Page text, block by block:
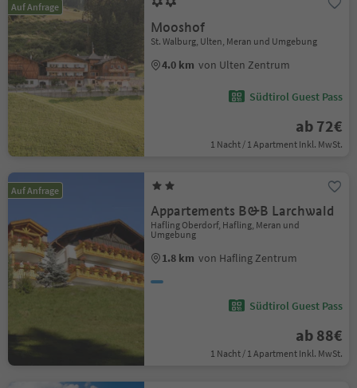
Auf Anfrage
Mooshof
St. Walburg, Ulten, Meran und Umgebung
4.0 km von Ulten Zentrum
Südtirol Guest Pass
ab 72€
1 Nacht / 1 Apartment Inkl. MwSt.
Auf Anfrage
Appartements B&B Larchwald
Hafling Oberdorf, Hafling, Meran und
Umgebung
1.8 km von Hafling Zentrum
Südtirol Guest Pass
ab 88€
1 Nacht / 1 Apartment Inkl. MwSt.